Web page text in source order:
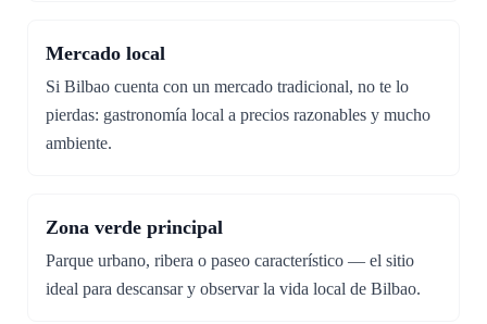
Mercado local
Si Bilbao cuenta con un mercado tradicional, no te lo
pierdas: gastronomía local a precios razonables y mucho
ambiente.
Zona verde principal
Parque urbano, ribera o paseo característico — el sitio
ideal para descansar y observar la vida local de Bilbao.